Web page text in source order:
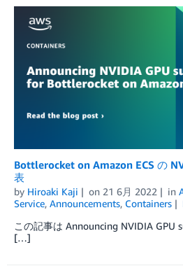
Bottlerocket on Amazon ECS の
表
by Hiroaki Kaji on 21 6月 2022 in
Service, Announcements, Containers
この記事は Announcing NVIDIA
[…]